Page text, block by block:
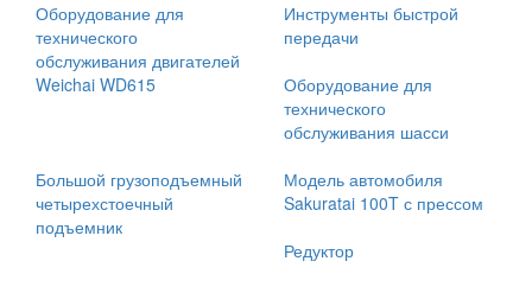
Оборудование для
технического
обслуживания двигателей
Weichai WD615
Инструменты быстрой
передачи
Оборудование для
технического
обслуживания шасси
Большой грузоподъемный
четырехстоечный
подъемник
Модель автомобиля
Sakuratai 100T с прессом
Редуктор